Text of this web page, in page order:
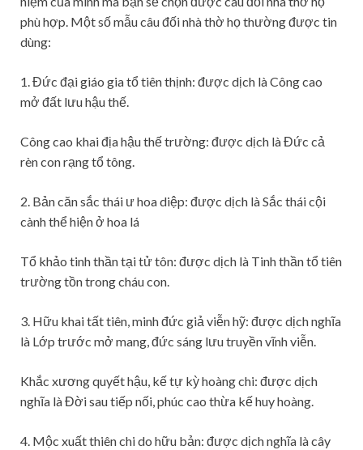
phù hợp. Một số mẫu câu đối nhà thờ họ thường được tin
dùng:
1. Đức đại giáo gia tổ tiên thịnh: được dịch là Công cao
mở đất lưu hậu thế.
Công cao khai địa hậu thế trường: được dịch là Đức cả
rèn con rạng tổ tông.
2. Bản căn sắc thái ư hoa diệp: được dịch là Sắc thái cội
cành thể hiện ở hoa lá
Tổ khảo tinh thần tại tử tôn: được dịch là Tinh thần tổ tiên
trường tồn trong cháu con.
3. Hữu khai tất tiên, minh đức giả viễn hỹ: được dịch nghĩa
là Lớp trước mở mang, đức sáng lưu truyền vĩnh viễn.
Khắc xương quyết hậu, kế tự kỳ hoàng chi: được dịch
nghĩa là Đời sau tiếp nối, phúc cao thừa kế huy hoàng.
4. Mộc xuất thiên chi do hữu bản: được dịch nghĩa là cây